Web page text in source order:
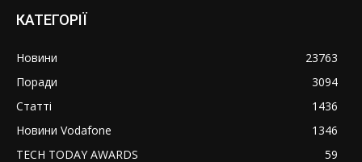
КАТЕГОРІЇ
Новини
23763
Поради
3094
Статті
1436
Новини Vodafone
1346
TECH TODAY AWARDS
59